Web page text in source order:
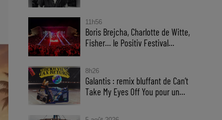
11h56
Boris Brejcha, Charlotte de Witte,
Fisher… le Positiv Festival...
8h26
Galantis : remix bluffant de Can’t
Take My Eyes Off You pour un...